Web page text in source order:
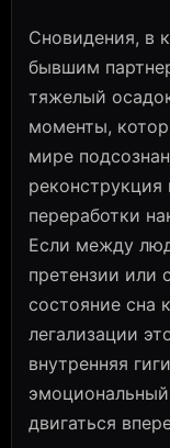
Сновидения, в
бывшим
тяжелый
моменты,
мире
переработки
Если между
претензии или
состояние сна
легализации
внутренняя
двигаться